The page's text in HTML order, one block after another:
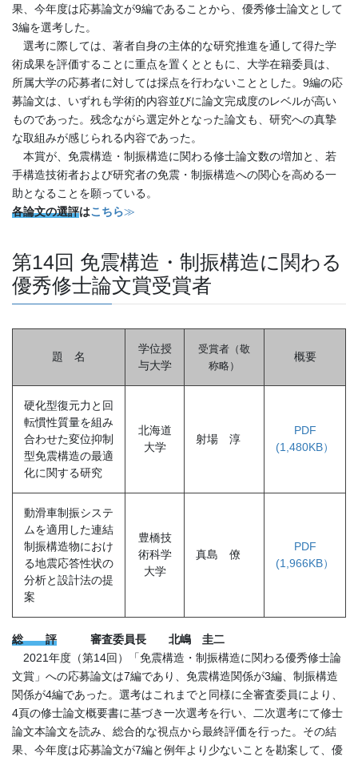
果、今年度は応募論文が9編であることから、優秀修士論文として
3編を選考した。
選考に際しては、著者自身の主体的な研究推進を通して得た学
術成果を評価することに重点を置くとともに、大学在籍委員は、
所属大学の応募者に対しては採点を行わないこととした。9編の応
募論文は、いずれも学術的内容並びに論文完成度のレベルが高い
ものであった。残念ながら選定外となった論文も、研究への真摯
な取組みが感じられる内容であった。
本賞が、免震構造・制振構造に関わる修士論文数の増加と、若
手構造技術者および研究者の免震・制振構造への関心を高める一
助となることを願っている。
各論文の選評はこちら≫
第14回 免震構造・制振構造に関わる
優秀修士論文賞受賞者
題 名
学位授
与大学
受賞者（敬
称略 ）
概要
硬化型復元力と回
転慣性質量を組み
合わせた変位抑制
型免震構造の最適
化に関する研究
北海道
大学
射場 淳
PDF
(1,480KB）
動滑車制振システ
ムを適用した連結
制振構造物におけ
る地震応答性状の
分析と設計法の提
案
豊橋技
術科学
大学
真島 僚
PDF
(1,966KB）
総 評
審査委員長 北嶋 圭二
2021年度（第14回）「免震構造・制振構造に関わる優秀修士論
文賞」への応募論文は7編であり、免震構造関係が3編、制振構造
関係が4編であった。選考はこれまでと同様に全審査委員により、
4頁の修士論文概要書に基づき一次選考を行い、二次選考にて修士
論文本論文を読み、総合的な視点から最終評価を行った。その結
果、今年度は応募論文が7編と例年より少ないことを勘案して、優